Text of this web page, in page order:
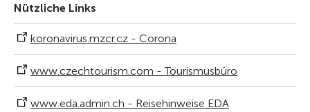
Nützliche Links
koronavirus.mzcr.cz - Corona
www.czechtourism.com - Tourismusbüro
www.eda.admin.ch - Reisehinweise EDA